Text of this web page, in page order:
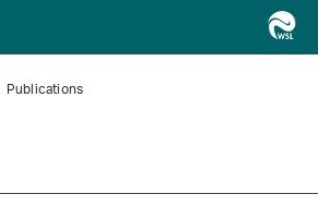
Publications